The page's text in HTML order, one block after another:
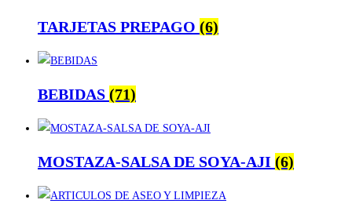
TARJETAS PREPAGO (6)
BEBIDAS (71)
MOSTAZA-SALSA DE SOYA-AJI (6)